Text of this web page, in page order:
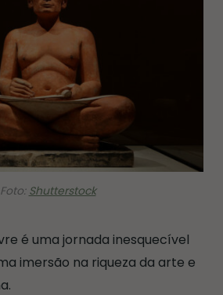
Foto: Shutterstock
é uma jornada inesquecível
imersão na riqueza da arte e